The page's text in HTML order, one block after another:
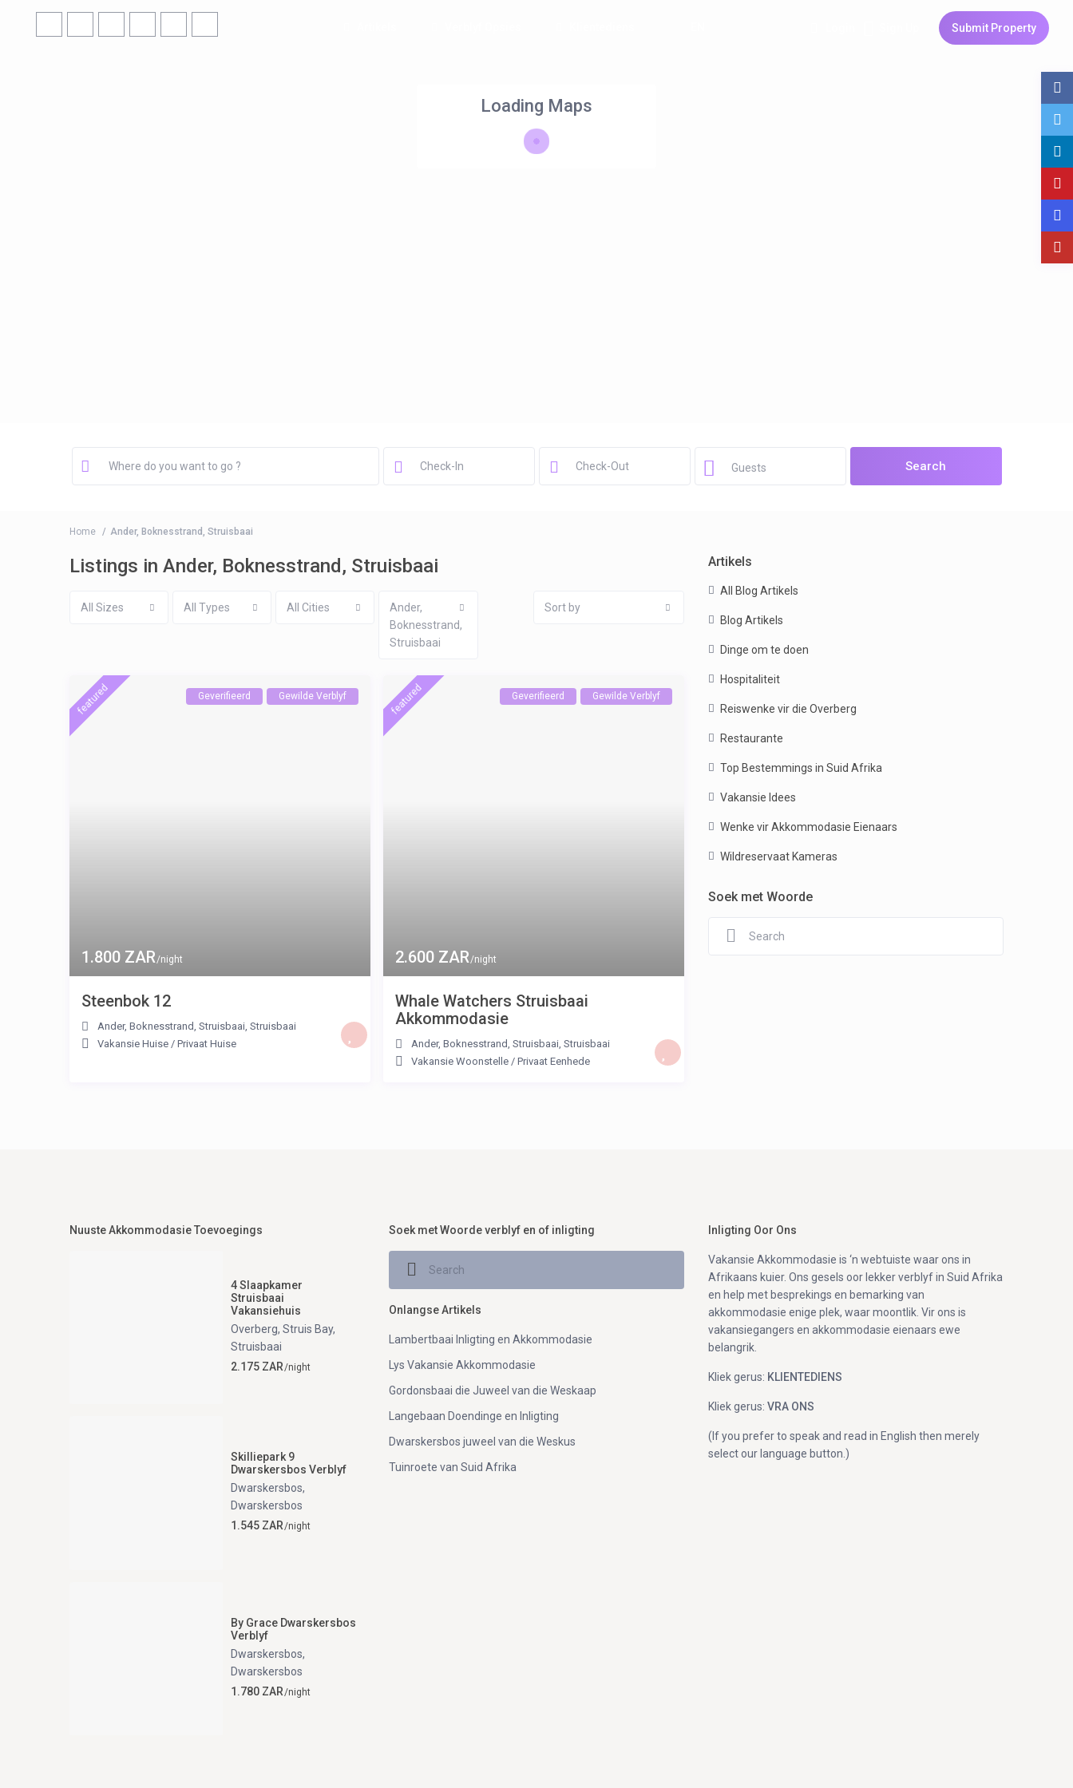
Submit Property
Loading Maps
Guests
Home Ander, Boknesstrand, Struisbaai
Listings in Ander, Boknesstrand, Struisbaai
All Sizes All Types All Cities
Ander,
Boknesstrand,
Struisbaai
Sort by
1.800 ZAR/night
featured Geverifieerd Gewilde Verblyf
Steenbok 12
Ander, Boknesstrand, Struisbaai, Struisbaai
Vakansie Huise / Privaat Huise
2.600 ZAR/night
featured Geverifieerd Gewilde Verblyf
Whale Watchers Struisbaai
Akkommodasie
Ander, Boknesstrand, Struisbaai, Struisbaai
Vakansie Woonstelle / Privaat Eenhede
Artikels
All Blog Artikels
Blog Artikels
Dinge om te doen
Hospitaliteit
Reiswenke vir die Overberg
Restaurante
Top Bestemmings in Suid Afrika
Vakansie Idees
Wenke vir Akkommodasie Eienaars
Wildreservaat Kameras
Soek met Woorde
Nuuste Akkommodasie Toevoegings
4 Slaapkamer
Struisbaai
Vakansiehuis
Overberg, Struis Bay,
Struisbaai
2.175 ZAR/night
Skilliepark 9
Dwarskersbos Verblyf
Dwarskersbos,
Dwarskersbos
1.545 ZAR/night
By Grace Dwarskersbos
Verblyf
Dwarskersbos,
Dwarskersbos
1.780 ZAR/night
Soek met Woorde verblyf en of inligting
Onlangse Artikels
Lambertbaai Inligting en Akkommodasie
Lys Vakansie Akkommodasie
Gordonsbaai die Juweel van die Weskaap
Langebaan Doendinge en Inligting
Dwarskersbos juweel van die Weskus
Tuinroete van Suid Afrika
Inligting Oor Ons
Vakansie Akkommodasie is ‘n webtuiste waar ons in
Afrikaans kuier. Ons gesels oor lekker verblyf in Suid Afrika
en help met besprekings en bemarking van
akkommodasie enige plek, waar moontlik. Vir ons is
vakansiegangers en akkommodasie eienaars ewe
belangrik.
Kliek gerus: KLIENTEDIENS
Kliek gerus: VRA ONS
(If you prefer to speak and read in English then merely
select our language button.)